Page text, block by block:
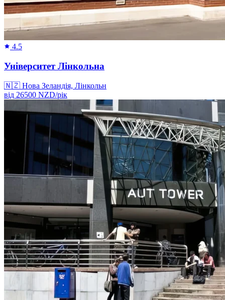
4.5
Університет Лінкольна
🇳🇿 Нова Зеландія, Лінкольн
від 26500 NZD/рік